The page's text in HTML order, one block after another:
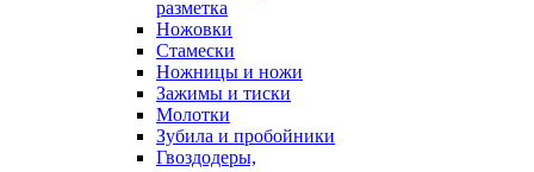
разметка
Ножовки
Стамески
Ножницы и ножи
Зажимы и тиски
Молотки
Зубила и пробойники
Гвоздодеры,